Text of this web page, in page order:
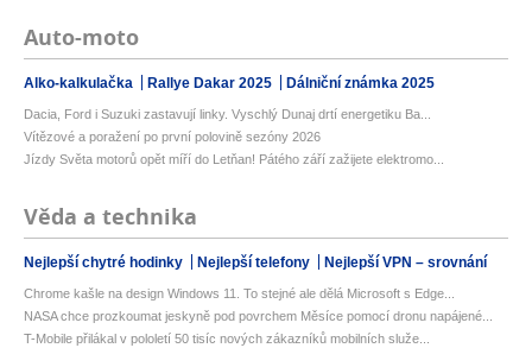
Auto-moto
Alko-kalkulačka Rallye Dakar 2025 Dálniční známka 2025
Dacia, Ford i Suzuki zastavují linky. Vyschlý Dunaj drtí energetiku Ba...
Vítězové a poražení po první polovině sezóny 2026
Jízdy Světa motorů opět míří do Letňan! Pátého září zažijete elektromo...
Věda a technika
Nejlepší chytré hodinky Nejlepší telefony Nejlepší VPN – srovnání
Chrome kašle na design Windows 11. To stejné ale dělá Microsoft s Edge...
NASA chce prozkoumat jeskyně pod povrchem Měsíce pomocí dronu napájené...
T-Mobile přilákal v pololetí 50 tisíc nových zákazníků mobilních služe...